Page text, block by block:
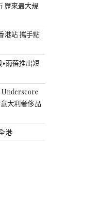
歷來最大規
港站 攜手點
•雨蓓推出短
Underscore
大利奢侈品
港